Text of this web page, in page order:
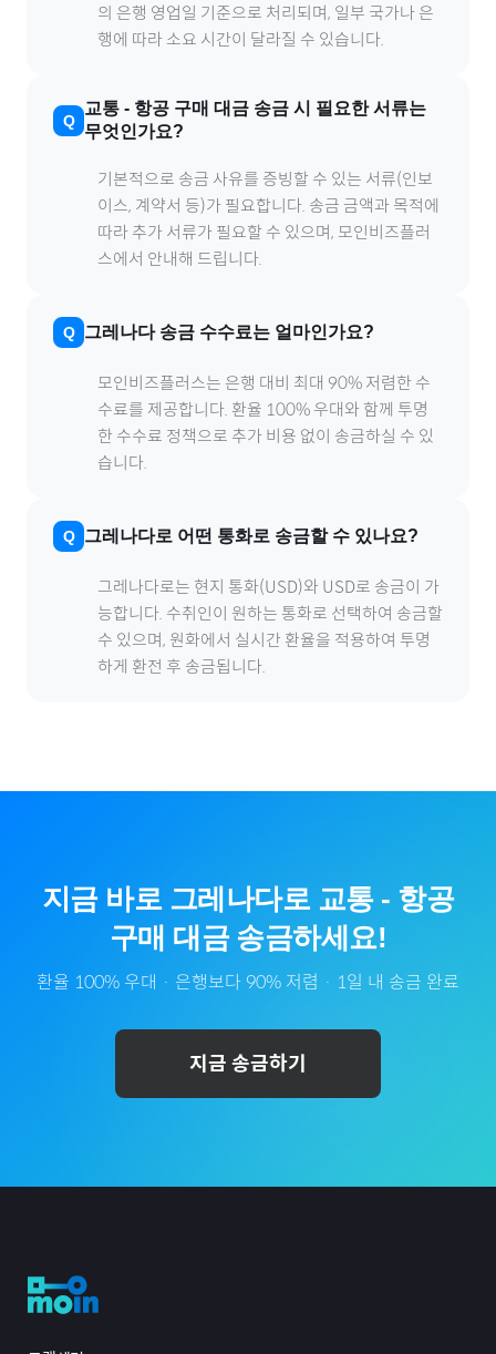
의 은행 영업일 기준으로 처리되며, 일부 국가나 은
행에 따라 소요 시간이 달라질 수 있습니다.
교통 - 항공 구매 대금 송금 시 필요한 서류는
무엇인가요?
기본적으로 송금 사유를 증빙할 수 있는 서류(인보
이스, 계약서 등)가 필요합니다. 송금 금액과 목적에
따라 추가 서류가 필요할 수 있으며, 모인비즈플러
스에서 안내해 드립니다.
그레나다송금 수수료는 얼마인가요?
모인비즈플러스는 은행 대비 최대 90% 저렴한 수
수료를 제공합니다. 환율 100% 우대와 함께 투명
한 수수료 정책으로 추가 비용 없이 송금하실 수 있
습니다.
그레나다로 어떤 통화로 송금할 수 있나요?
그레나다로는 현지 통화(USD)와 USD로 송금이 가
능합니다. 수취인이 원하는 통화로 선택하여 송금할
수 있으며, 원화에서 실시간 환율을 적용하여 투명
하게 환전 후 송금됩니다.
지금 바로 그레나다로 교통- 항공
구매 대금 송금하세요!
환율 100% 우대 · 은행보다 90% 저렴 · 1일 내 송금 완료
지금 송금하기